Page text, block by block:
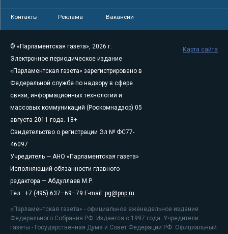
Контакты Реклама Вакансии
© «Парламентская газета», 2026 г.
Электронное периодическое издание
«Парламентская газета» зарегистрировано в
Федеральной службе по надзору в сфере
связи, информационных технологий и
массовых коммуникаций (Роскомнадзор) 05
августа 2011 года. 18+
Свидетельство о регистрации Эл № ФС77-
46097
Учредитель — АНО «Парламентская газета»
Исполняющий обязанности главного
редактора — Абдуллаев М.Р.
Тел.: +7 (495) 637–69–79 E-mail: pg@pnp.ru
«Парламентская газета» - официальное еженедельное издание
Федерального Собрания РФ. Издается с 1997 года. Учредители
газеты - Государственная Дума и Совет Федерации РФ. Официальный
Карта сайта